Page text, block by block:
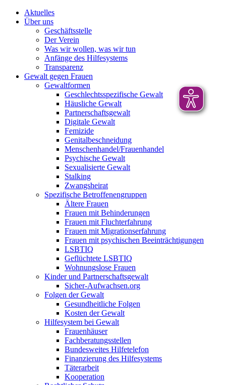
Aktuelles
Über uns
Geschäftsstelle
Der Verein
Was wir wollen, was wir tun
Anfänge des Hilfesystems
Transparenz
Gewalt gegen Frauen
Gewaltformen
Geschlechtsspezifische Gewalt
Häusliche Gewalt
Partnerschaftsgewalt
Digitale Gewalt
Femizide
Genitalbeschneidung
Menschenhandel/Frauenhandel
Psychische Gewalt
Sexualisierte Gewalt
Stalking
Zwangsheirat
Spezifische Betroffenengruppen
Ältere Frauen
Frauen mit Behinderungen
Frauen mit Fluchterfahrung
Frauen mit Migrationserfahrung
Frauen mit psychischen Beeinträchtigungen
LSBTIQ
Geflüchtete LSBTIQ
Wohnungslose Frauen
Kinder und Partnerschaftsgewalt
Sicher-Aufwachsen.org
Folgen der Gewalt
Gesundheitliche Folgen
Kosten der Gewalt
Hilfesystem bei Gewalt
Frauenhäuser
Fachberatungsstellen
Bundesweites Hilfetelefon
Finanzierung des Hilfesystems
Täterarbeit
Kooperation